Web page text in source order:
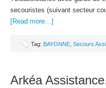
secouristes (suivant secteur
[Read more…]
Tag: BAYONNE Secours
Arkéa